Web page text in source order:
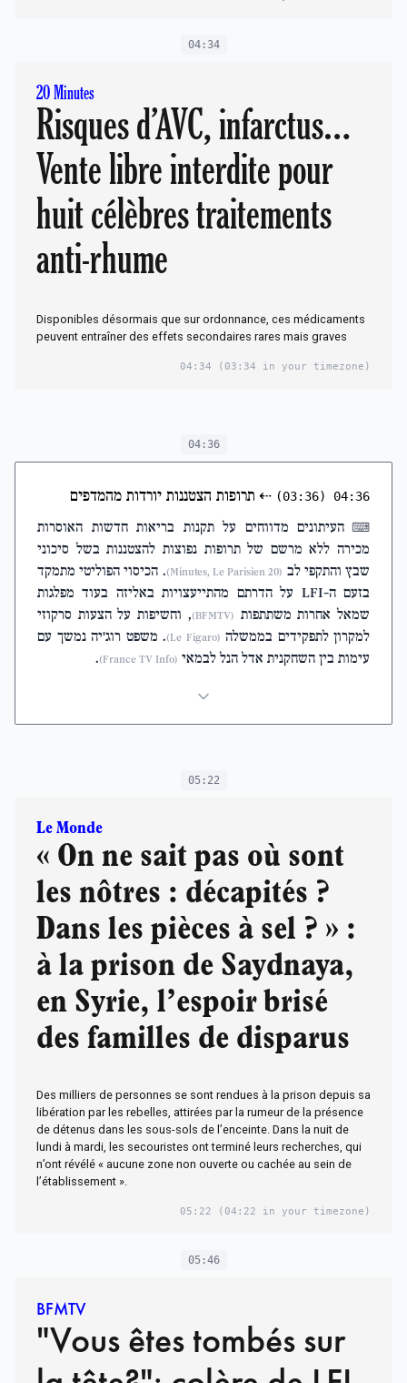
04:34
20 Minutes
Risques d’AVC, infarctus…
Vente libre interdite pour
huit célèbres traitements
anti-rhume
Disponibles désormais que sur ordonnance, ces médicaments
peuvent entraîner des effets secondaires rares mais graves
04:34 (03:34 in your timezone)
04:36
04:36
(03:36)
⇠ תרופות הצטננות יורדות מהמדפים
⌨ העיתונים מדווחים על תקנות בריאות חדשות האוסרות
מכירה ללא מרשם של תרופות נפוצות להצטננות בשל סיכוני
שבץ והתקפי לב (20 Minutes, Le Parisien)
. הכיסוי הפוליטי מתמקד
בזעם ה-LFI על הדרתם מהתייעצויות באליזה בעוד מפלגות
שמאל אחרות משתתפות (BFMTV)
, וחשיפות על הצעות סרקוזי
למקרון לתפקידים בממשלה (Le Figaro)
. משפט רוג'יה נמשך עם
עימות בין השחקנית אדל הנל לבמאי (France TV Info)
.
05:22
Le Monde
« On ne sait pas où sont
les nôtres : décapités ?
Dans les pièces à sel ? » :
à la prison de Saydnaya,
en Syrie, l’espoir brisé
des familles de disparus
Des milliers de personnes se sont rendues à la prison depuis sa
libération par les rebelles, attirées par la rumeur de la présence
de détenus dans les sous-sols de l’enceinte. Dans la nuit de
lundi à mardi, les secouristes ont terminé leurs recherches, qui
n’ont révélé « aucune zone non ouverte ou cachée au sein de
l’établissement ».
05:22 (04:22 in your timezone)
05:46
BFMTV
"Vous êtes tombés sur